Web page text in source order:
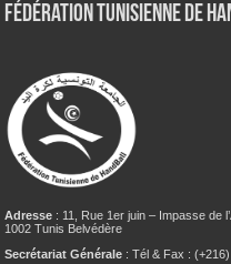
Fédération tunisienne de
Adresse : 11, Rue 1er juin – Impasse de
1002 Tunis Belvédère
Secrétariat Générale : Tél & Fax :